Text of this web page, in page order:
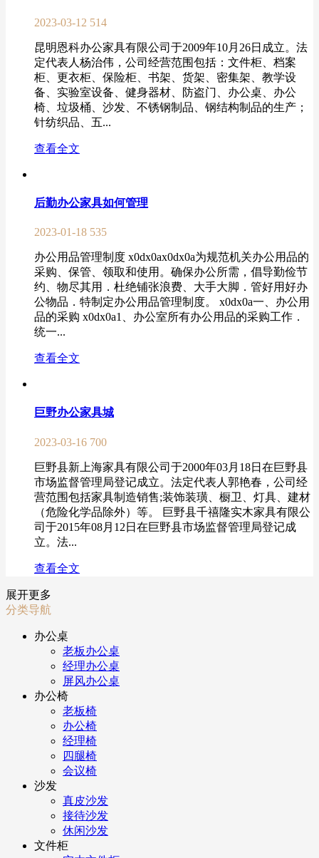
2023-03-12 514
昆明恩科办公家具有限公司于2009年10月26日成立。法
定代表人杨治伟，公司经营范围包括：文件柜、档案
柜、更衣柜、保险柜、书架、货架、密集架、教学设
备、实验室设备、健身器材、防盗门、办公桌、办公
椅、垃圾桶、沙发、不锈钢制品、钢结构制品的生产；
针纺织品、五...
查看全文
后勤办公家具如何管理
2023-01-18 535
办公用品管理制度 x0dx0ax0dx0a为规范机关办公用品的
采购、保管、领取和使用。确保办公所需，倡导勤俭节
约、物尽其用．杜绝铺张浪费、大手大脚．管好用好办
公物品．特制定办公用品管理制度。 x0dx0a一、办公用
品的采购 x0dx0a1、办公室所有办公用品的采购工作．
统一...
查看全文
巨野办公家具城
2023-03-16 700
巨野县新上海家具有限公司于2000年03月18日在巨野县
市场监督管理局登记成立。法定代表人郭艳春，公司经
营范围包括家具制造销售;装饰装璜、橱卫、灯具、建材
（危险化学品除外）等。 巨野县千禧隆实木家具有限公
司于2015年08月12日在巨野县市场监督管理局登记成
立。法...
查看全文
展开更多
分类导航
办公桌
老板办公桌
经理办公桌
屏风办公桌
办公椅
老板椅
办公椅
经理椅
四腿椅
会议椅
沙发
真皮沙发
接待沙发
休闲沙发
文件柜